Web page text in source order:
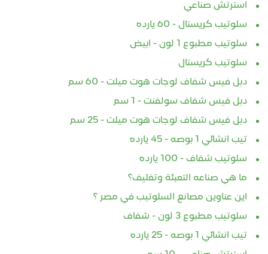
استرتش صناعي
سلوتيب كريستال - 60 يارده
سلوتيب مطبوع 1 لون - ابيض
سلوتيب كريستال
دبل فيس شفاف لوجات هوت ميلت - 60 سم
دبل فيس شفاف سولفنت - 1 سم
دبل فيس شفاف لوجات هوت ميلت - 25 سم
تيب انشائي 1 بوصه - 45 يارده
سلوتيب شفاف - 100 يارده
ما هي صناعه التعبئة وتغليف؟
اين عناوين مصانع السلوتيب في مصر ؟
سلوتيب مطبوع 3 لون - شفاف
تيب انشائي 1 بوصه - 25 يارده